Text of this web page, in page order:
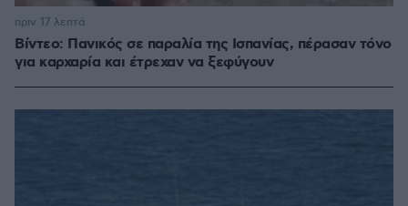
Βίντεο: Πανικός σε παραλία της Ισπανίας, πέρασαν τόνο
για καρχαρία και έτρεχαν να ξεφύγουν
πριν 17 λεπτά